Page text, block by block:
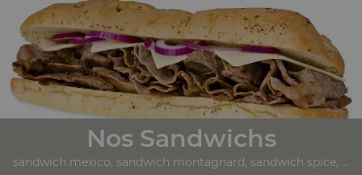
Nos Sandwichs
sandwich mexico, sandwich montagnard, sandwich spice, ...